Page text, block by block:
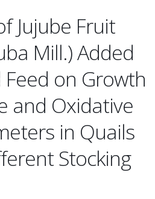
Jujube Fruit
Mill.) Added
on Growth
and Oxidative
in Quails
Stocking